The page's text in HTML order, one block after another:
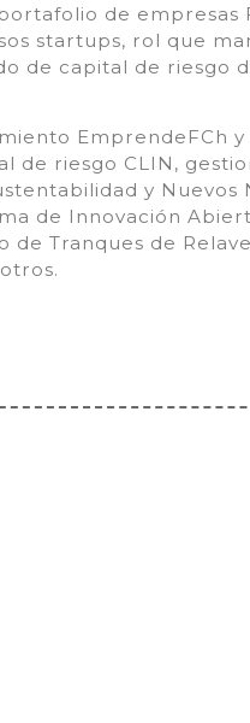
de empresas
startups, rol que
de capital de riesgo
EmprendeFCh
de riesgo CLIN,
y Nuevos
de Innovación
Tranques de